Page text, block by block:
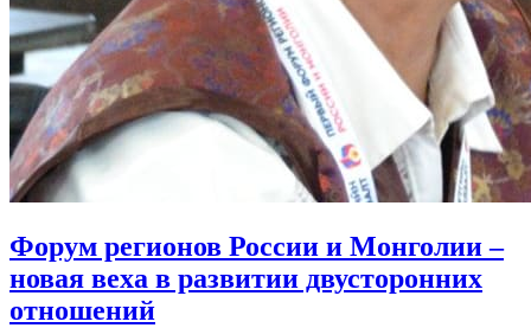
Форум регионов России и Монголии –
новая веха в развитии двусторонних
отношений